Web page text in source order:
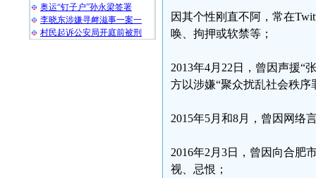
奥运“钉子户”孙永梁签署
李晓东涉嫌寻衅滋事一案一
村民起诉公安局开庭前被刑
因其个性刚直不阿，常在
唤、拘押或软禁等；
2013年4月22日，曾因声援“
方以涉嫌“聚众扰乱社会秩序
2015年5月和8月，曾因网络
2016年2月3日，曾因向合肥
视、忌恨；